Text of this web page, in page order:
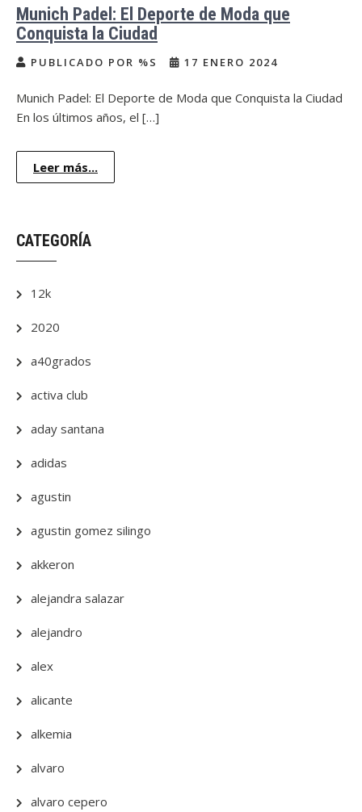
Munich Padel: El Deporte de Moda que
Conquista la Ciudad
PUBLICADO POR %S 17 ENERO 2024
Munich Padel: El Deporte de Moda que Conquista la Ciudad
En los últimos años, el […]
Leer más...
CATEGORÍA
12k
2020
a40grados
activa club
aday santana
adidas
agustin
agustin gomez silingo
akkeron
alejandra salazar
alejandro
alex
alicante
alkemia
alvaro
alvaro cepero